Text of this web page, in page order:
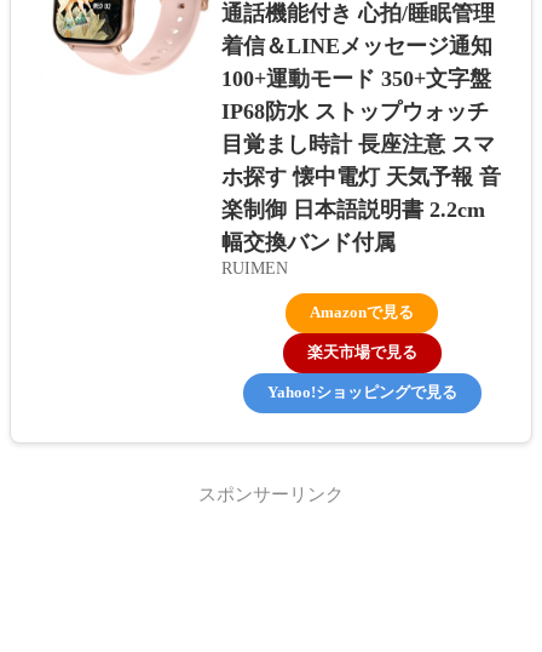
通話機能付き 心拍/睡眠管理
着信＆LINEメッセージ通知
100+運動モード 350+文字盤
IP68防水 ストップウォッチ
目覚まし時計 長座注意 スマ
ホ探す 懐中電灯 天気予報 音
楽制御 日本語説明書 2.2cm
幅交換バンド付属
RUIMEN
Amazonで見る
楽天市場で見る
Yahoo!ショッピングで見る
スポンサーリンク